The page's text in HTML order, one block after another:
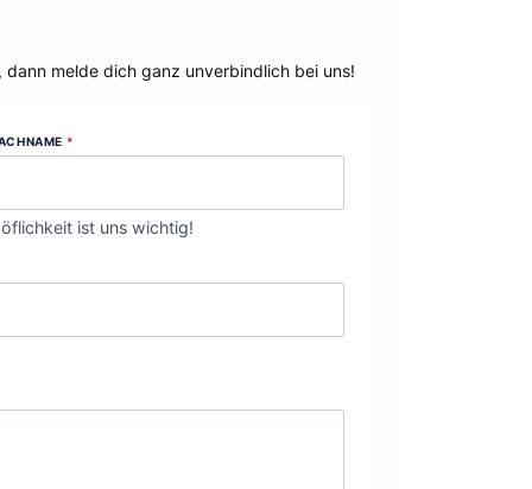
melde dich ganz unverbindlich bei uns!
*
ist uns wichtig!